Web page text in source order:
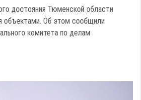
достояния Тюменской области
объектами. Об этом сообщили
комитета по делам